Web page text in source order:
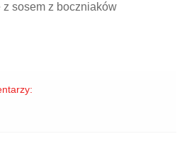
sosem z boczniaków